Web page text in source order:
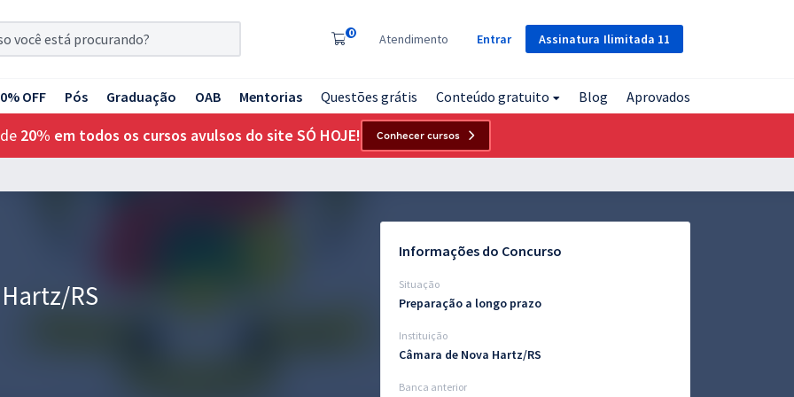
Assinatura Ilimitada 11
0 Atendimento Entrar
OFF Pós Graduação OAB Mentorias Questões grátis Conteúdo gratuito Blog Aprovados
20% em todos os cursos avulsos do site SÓ HOJE! Conhecer cursos
RS
Informações do Concurso
Situação
Preparação a longo prazo
Instituição
Câmara de Nova Hartz/RS
Banca anterior